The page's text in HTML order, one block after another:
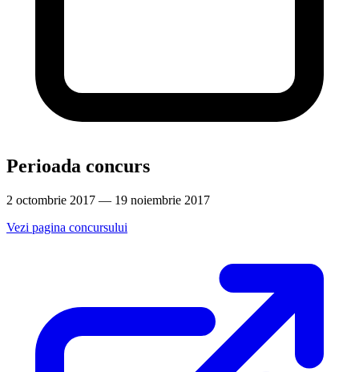
Perioada concurs
2 octombrie 2017 — 19 noiembrie 2017
Vezi pagina concursului